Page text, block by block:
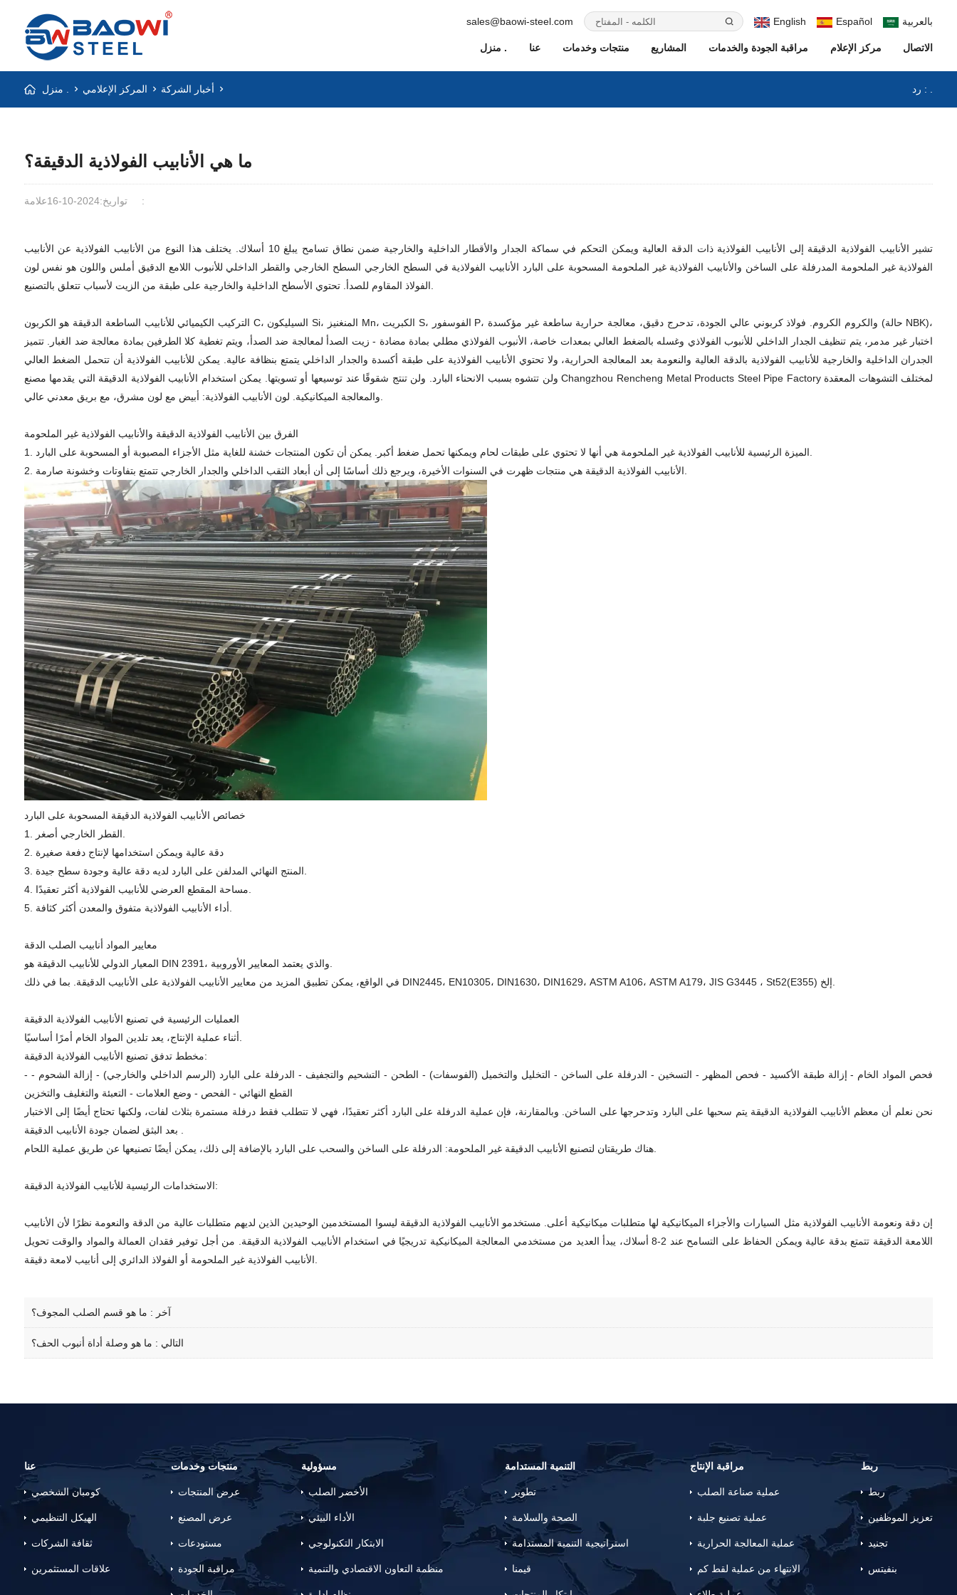
sales@baowi-steel.com English Español بالعربية
منزل . عنا منتجات وخدمات المشاريع مراقبة الجودة والخدمات مركز الإعلام الاتصال
رد : . المركز الإعلامي أخبار الشركة
ما هي الأنابيب الفولاذية الدقيقة؟
تواريخ:2024-10-16 علامة:
تشير الأنابيب الفولاذية الدقيقة إلى الأنابيب الفولاذية ذات الدقة العالية ويمكن التحكم في سماكة الجدار والأقطار الداخلية والخارجية ضمن نطاق تسامح يبلغ 10 أسلاك. يختلف هذا النوع من الأنابيب الفولاذية عن الأنابيب
الفولاذية غير الملحومة المدرفلة على الساخن والأنابيب الفولاذية غير الملحومة المسحوبة على البارد الأنابيب الفولاذية في السطح الخارجي السطح الخارجي والقطر الداخلي للأنبوب اللامع الدقيق أملس واللون هو نفس لون
التركيب الكيميائي للأنابيب الساطعة الدقيقة هو الكربون C، السيليكون Si، المنغنيز Mn، الكبريت S، الفوسفور P، والكروم الكروم. فولاذ كربوني عالي الجودة، تدحرج دقيق، معالجة حرارية ساطعة غير مؤكسدة (حالة NBK)،
اختبار غير مدمر، يتم تنظيف الجدار الداخلي للأنبوب الفولاذي وغسله بالضغط العالي بمعدات خاصة، الأنبوب الفولاذي مطلي بمادة مضادة - زيت الصدأ لمعالجة ضد الصدأ، ويتم تغطية كلا الطرفين بمادة معالجة ضد الغبار. تتميز
الجدران الداخلية والخارجية للأنابيب الفولاذية بالدقة العالية والنعومة بعد المعالجة الحرارية، ولا تحتوي الأنابيب الفولاذية على طبقة أكسدة والجدار الداخلي يتمتع بنظافة عالية. يمكن للأنابيب الفولاذية أن تتحمل الضغط العالي
ولن تتشوه بسبب الانحناء البارد. ولن تنتج شقوقًا عند توسيعها أو تسويتها. يمكن استخدام الأنابيب الفولاذية الدقيقة التي يقدمها مصنع Changzhou Rencheng Metal Products Steel Pipe Factory لمختلف التشوهات المعقدة
الفرق بين الأنابيب الفولاذية الدقيقة والأنابيب الفولاذية غير الملحومة
خصائص الأنابيب الفولاذية الدقيقة المسحوبة على البارد
2. دقة عالية ويمكن استخدامها لإنتاج دفعة صغيرة
معايير المواد أنابيب الصلب الدقة
العمليات الرئيسية في تصنيع الأنابيب الفولاذية الدقيقة
مخطط تدفق تصنيع الأنابيب الفولاذية الدقيقة:
فحص المواد الخام - إزالة طبقة الأكسيد - فحص المظهر - التسخين - الدرفلة على الساخن - التخليل والتخميل (الفوسفات) - الطحن - التشحيم والتجفيف - الدرفلة على البارد (الرسم الداخلي والخارجي) - إزالة الشحوم - -
القطع النهائي - الفحص - وضع العلامات - التعبئة والتغليف والتخزين
نحن نعلم أن معظم الأنابيب الفولاذية الدقيقة يتم سحبها على البارد وتدحرجها على الساخن. وبالمقارنة، فإن عملية الدرفلة على البارد أكثر تعقيدًا، فهي لا تتطلب فقط درفلة مستمرة بثلاث لفات، ولكنها تحتاج أيضًا إلى الاختبار
هناك طريقتان لتصنيع الأنابيب الدقيقة غير الملحومة: الدرفلة على الساخن والسحب على البارد بالإضافة إلى ذلك، يمكن أيضًا تصنيعها عن طريق عملية اللحام.
الاستخدامات الرئيسية للأنابيب الفولاذية الدقيقة:
إن دقة ونعومة الأنابيب الفولاذية مثل السيارات والأجزاء الميكانيكية لها متطلبات ميكانيكية أعلى. مستخدمو الأنابيب الفولاذية الدقيقة ليسوا المستخدمين الوحيدين الذين لديهم متطلبات عالية من الدقة والنعومة نظرًا لأن الأنابيب
اللامعة الدقيقة تتمتع بدقة عالية ويمكن الحفاظ على التسامح عند 2-8 أسلاك، يبدأ العديد من مستخدمي المعالجة الميكانيكية تدريجيًا في استخدام الأنابيب الفولاذية الدقيقة. من أجل توفير فقدان العمالة والمواد والوقت تحويل
آخر : ما هو قسم الصلب المجوف؟
التالي : ما هو وصلة أداة أنبوب الحف؟
عنا
كومبان الشخصي
الهيكل التنظيمي
ثقافة الشركات
علاقات المستثمرين
منتجات وخدمات
عرض المنتجات
عرض المصنع
مستودعات
مراقبة الجودة
مسؤولية
الأخضر الصلب
الأداء البيئي
الابتكار التكنولوجي
منظمة التعاون الاقتصادي والتنمية
التنمية المستدامة
تطوير
الصحة والسلامة
استراتيجية التنمية المستدامة
قيمنا
مراقبة الإنتاج
عملية صناعة الصلب
عملية تصنيع جلبة
عملية المعالجة الحرارية
الانتهاء من عملية لقط كم
ربط
ربط
تعزيز الموظفين
تجنيد
بنفيتس